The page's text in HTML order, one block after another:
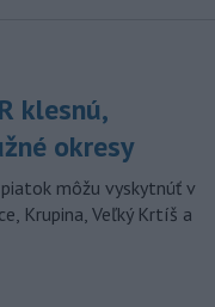
klesnú,
okresy
môžu vyskytnúť v
Krupina, Veľký Krtíš a